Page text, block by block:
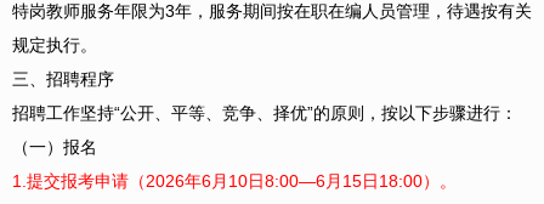
特岗教师服务年限为3年，服务期间按在职在编人员管理，待遇按有关
规定执行。
三、招聘程序
招聘工作坚持“公开、平等、竞争、择优”的原则，按以下步骤进行：
（一）报名
1.提交报考申请（2026年6月10日8:00—6月15日18:00）。